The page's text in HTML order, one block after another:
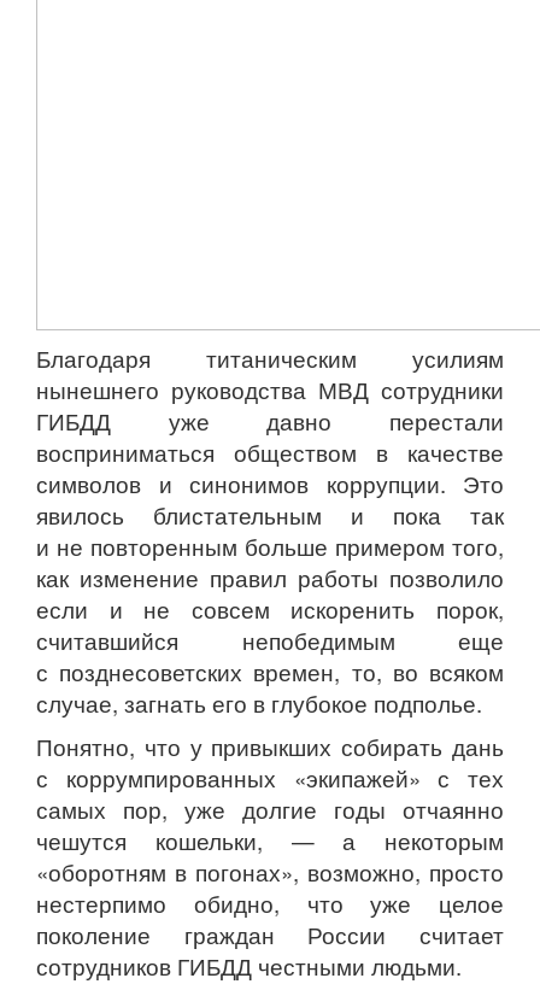
Благодаря титаническим усилиям
нынешнего руководства МВД сотрудники
ГИБДД уже давно перестали
восприниматься обществом в качестве
символов и синонимов коррупции. Это
явилось блистательным и пока так
и не повторенным больше примером того,
как изменение правил работы позволило
если и не совсем искоренить порок,
считавшийся непобедимым еще
с позднесоветских времен, то, во всяком
случае, загнать его в глубокое подполье.
Понятно, что у привыкших собирать дань
с коррумпированных «экипажей» с тех
самых пор, уже долгие годы отчаянно
чешутся кошельки, — а некоторым
«оборотням в погонах», возможно, просто
нестерпимо обидно, что уже целое
поколение граждан России считает
сотрудников ГИБДД честными людьми.